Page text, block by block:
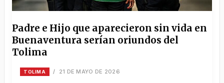
Padre e Hijo que aparecieron sin vida en
Buenaventura serían oriundos del
Tolima
TOLIMA / 21 DE MAYO DE 2026